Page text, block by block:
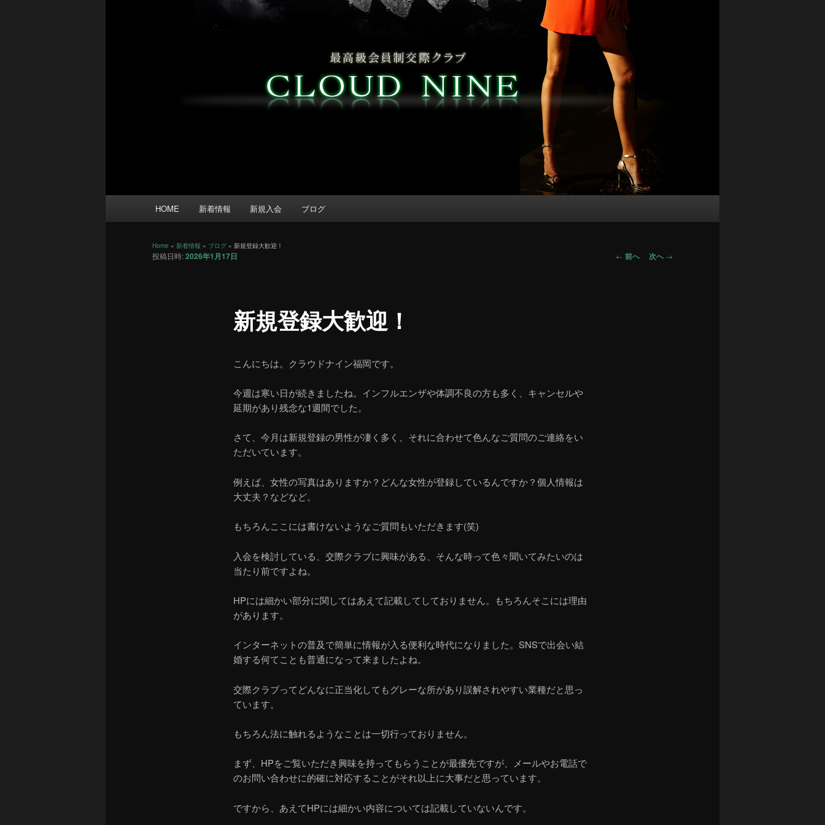
HOME 新着情報 新規入会 ブログ
Home » 新着情報 » ブログ » 新規登録大歓迎！
投
← 前へ 次へ→
新規登録大歓迎！
投稿日時:2026年1月17日
こんにちは。クラウドナイン福岡です。
今週は寒い日が続きましたね。インフルエンザや体調不良の方も多く、キャンセルや
延期があり残念な1週間でした。
さて、今月は新規登録の男性が凄く多く、それに合わせて色んなご質問のご連絡をい
ただいています。
例えば、女性の写真はありますか？どんな女性が登録しているんですか？個人情報は
大丈夫？などなど。
もちろんここには書けないようなご質問もいただきます(笑)
入会を検討している、交際クラブに興味がある、そんな時って色々聞いてみたいのは
当たり前ですよね。
HPには細かい部分に関してはあえて記載してしておりません。もちろんそこには理由
があります。
インターネットの普及で簡単に情報が入る便利な時代になりました。SNSで出会い結
婚する何てことも普通になって来ましたよね。
交際クラブってどんなに正当化してもグレーな所があり誤解されやすい業種だと思っ
ています。
もちろん法に触れるようなことは一切行っておりません。
まず、HPをご覧いただき興味を持ってもらうことが最優先ですが、メールやお電話で
のお問い合わせに的確に対応することがそれ以上に大事だと思っています。
ですから、あえてHPには細かい内容については記載していないんです。